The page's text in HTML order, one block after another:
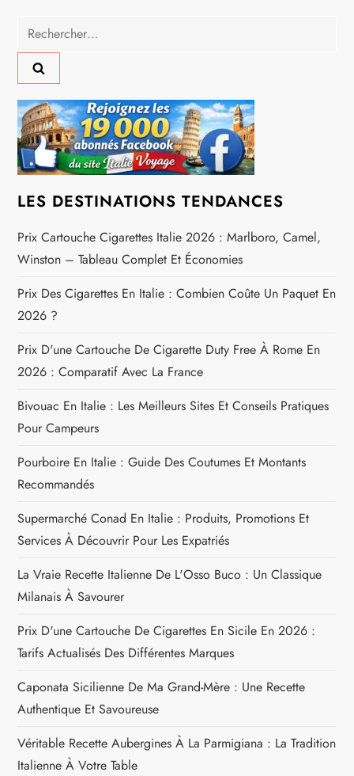
g
a
t
i
o
n
d
e
l
’
r
t
c
l
e
Rechercher :
LES DESTINATIONS TENDANCES
Prix Cartouche Cigarettes Italie 2026 : Marlboro, Camel,
Winston – Tableau Complet Et Économies
Prix Des Cigarettes En Italie : Combien Coûte Un Paquet En
2026 ?
Prix D'une Cartouche De Cigarette Duty Free À Rome En
2026 : Comparatif Avec La France
Bivouac En Italie : Les Meilleurs Sites Et Conseils Pratiques
Pour Campeurs
Pourboire En Italie : Guide Des Coutumes Et Montants
Recommandés
Supermarché Conad En Italie : Produits, Promotions Et
Services À Découvrir Pour Les Expatriés
La Vraie Recette Italienne De L'Osso Buco : Un Classique
Milanais À Savourer
Prix D'une Cartouche De Cigarettes En Sicile En 2026 :
Tarifs Actualisés Des Différentes Marques
Caponata Sicilienne De Ma Grand-Mère : Une Recette
Authentique Et Savoureuse
Véritable Recette Aubergines À La Parmigiana : La Tradition
Italienne À Votre Table